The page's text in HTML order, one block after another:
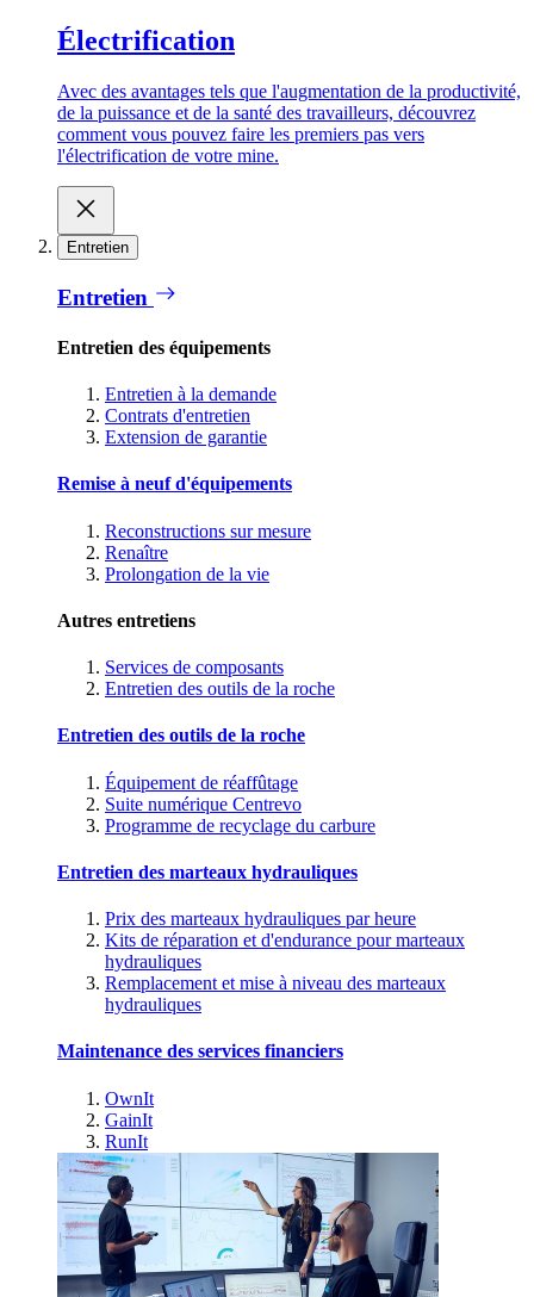
Électrification
Avec des avantages tels que l'augmentation de la productivité,
de la puissance et de la santé des travailleurs, découvrez
comment vous pouvez faire les premiers pas vers
l'électrification de votre mine.
Entretien
Entretien
Entretien des équipements
Entretien à la demande
Contrats d'entretien
Extension de garantie
Remise à neuf d'équipements
Reconstructions sur mesure
Renaître
Prolongation de la vie
Autres entretiens
Services de composants
Entretien des outils de la roche
Entretien des outils de la roche
Équipement de réaffûtage
Suite numérique Centrevo
Programme de recyclage du carbure
Entretien des marteaux hydrauliques
Prix des marteaux hydrauliques par heure
Kits de réparation et d'endurance pour marteaux
hydrauliques
Remplacement et mise à niveau des marteaux
hydrauliques
Maintenance des services financiers
OwnIt
GainIt
RunIt